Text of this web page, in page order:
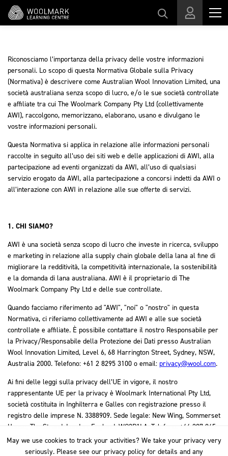
Vai al contenuto principale
Riconosciamo l’importanza della privacy delle vostre informazioni
personali. Lo scopo di questa Normativa Globale sulla Privacy
(Normativa) è descrivere come Australian Wool Innovation Limited, una
società australiana senza scopo di lucro, e/o le sue società controllate
e affiliate tra cui The Woolmark Company Pty Ltd (collettivamente
AWI), raccolgono, memorizzano, elaborano, usano e divulgano le
vostre informazioni personali.
Questa Normativa si applica in relazione alle informazioni personali
raccolte in seguito all’uso dei siti web e delle applicazioni di AWI, alla
partecipazione ad eventi organizzati da AWI, all’uso di qualsiasi
servizio erogato da AWI, alla partecipazione a concorsi indetti da AWI o
all’interazione con AWI in relazione alle sue offerte di servizi.
1. CHI SIAMO?
AWI è una società senza scopo di lucro che investe in ricerca, sviluppo
e marketing in relazione alla supply chain globale della lana al fine di
migliorare la redditività, la competitività internazionale, la sostenibilità
e la domanda di lana australiana. AWI è il proprietario di The
Woolmark Company Pty Ltd e delle sue controllate.
Quando facciamo riferimento ad "AWI", "noi" o "nostro" in questa
Normativa, ci riferiamo collettivamente ad AWI e alle sue società
controllate e affiliate. È possibile contattare il nostro Responsabile per
la Privacy/Responsabile della Protezione dei Dati presso Australian
Wool Innovation Limited, Level 6, 68 Harrington Street, Sydney, NSW,
Australia 2000. Telefono: +61 2 8295 3100 o email: privacy@wool.com.
Ai fini delle leggi sulla privacy dell’UE in vigore, il nostro
rappresentante UE per la privacy è Woolmark International Pty Ltd,
società costituita in Inghilterra e Galles con registrazione presso il
registro delle imprese N. 3388909. Sede legale: New Wing, Sommerset
House, The Strand, London, England, WC2R1LA. Telefono: +44 207 845
5888. Email:privacy@wool.com
May we use cookies to track your activities? We take your privacy very
seriously. Please see our privacy policy for details and any
May we use cookies to track your activities? We take your privacy very
seriously. Please see our privacy policy for details and any